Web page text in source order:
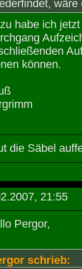
habe ich
können.
die Säbel
21:55
Pergor,
schrieb: